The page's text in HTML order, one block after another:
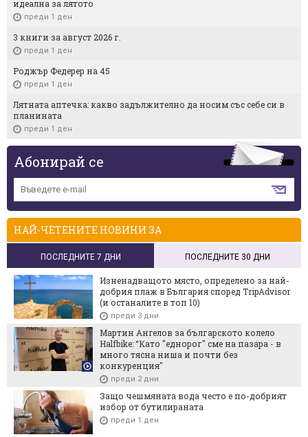
идеална за лятото
преди 1 ден
3 книги за август 2026 г.
преди 1 ден
Роджър Федерер на 45
преди 1 ден
Лятната аптечка: какво задължително да носим със себе си в
планината
преди 1 ден
Абонирай се
НАЙ-ЧЕТЕНИТЕ НОВИНИ ЗА
ПОСЛЕДНИТЕ 7 ДНИ ПОСЛЕДНИТЕ 30 ДНИ
Изненадващото място, определено за най-
добрия плаж в България според TripAdvisor
(и останалите в топ 10)
преди 3 дни
Мартин Ангелов за българското колело
Halfbike: “Като "еднорог" сме на пазара - в
много тясна ниша и почти без
конкуренция"
преди 2 дни
Защо чешмяната вода често е по-добрият
избор от бутилираната
преди 1 ден